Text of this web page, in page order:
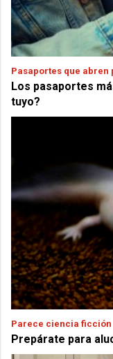
Pasaportes que abren
Los pasaportes
tuyo?
Parece ciencia ficción
Prepárate para